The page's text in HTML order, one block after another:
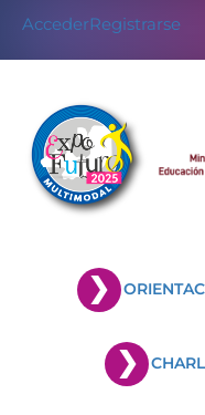
AccederRegistrarse